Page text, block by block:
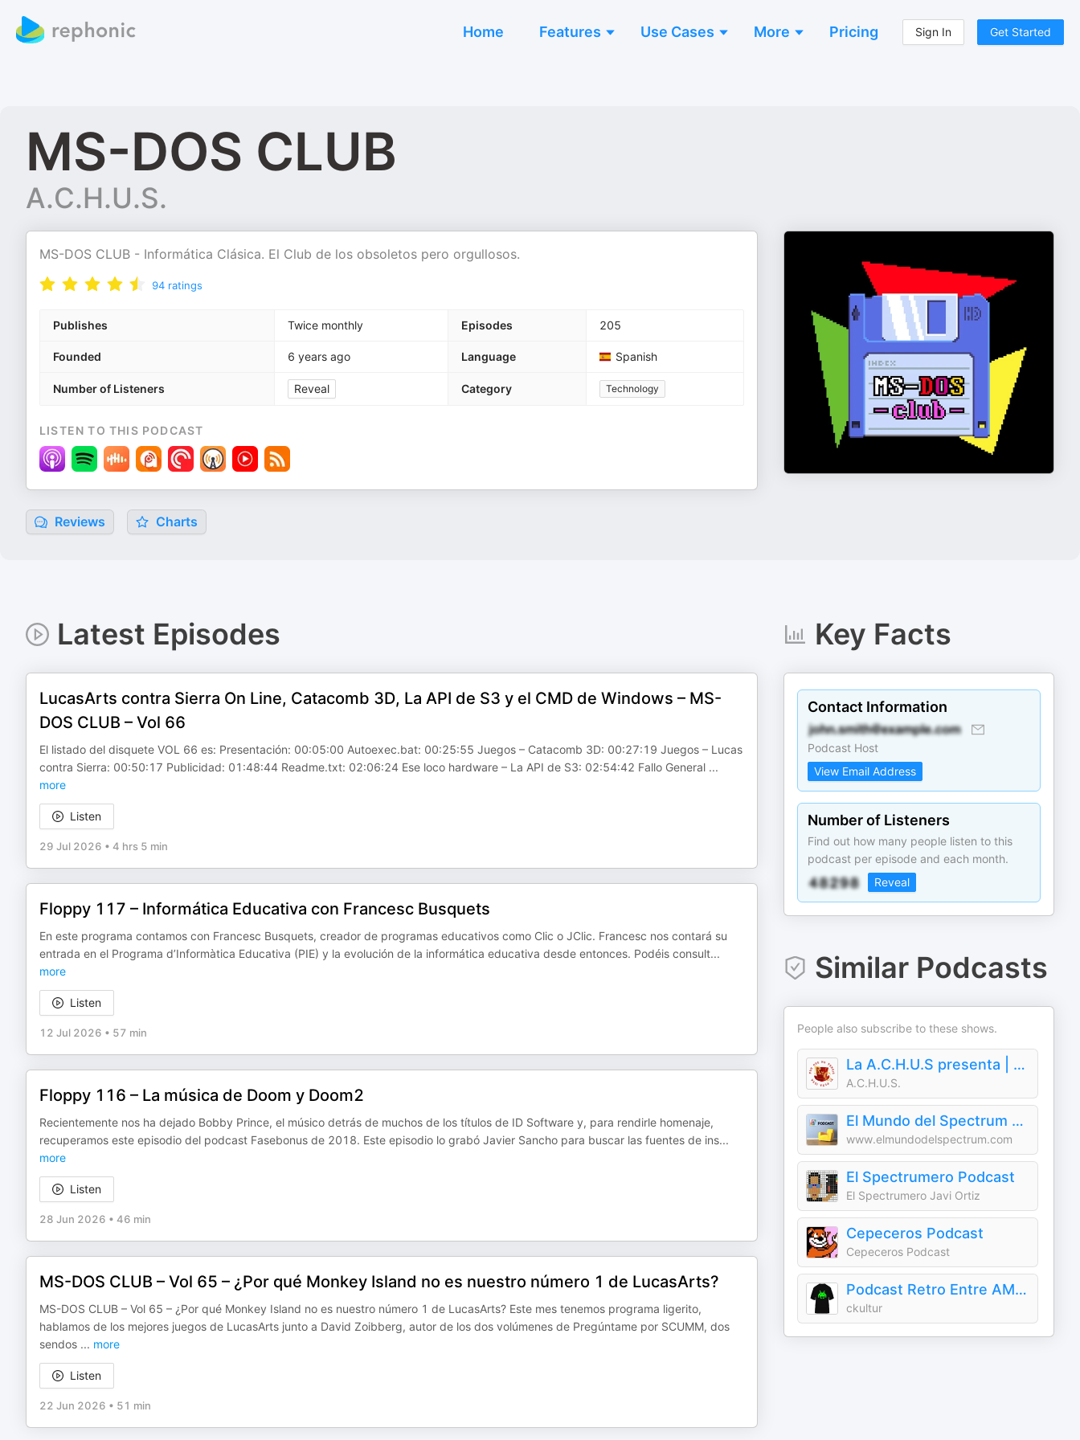
Home Features Use Cases More Pricing Sign In Get Started
MS-DOS CLUB
A.C.H.U.S.
MS-DOS CLUB - Informática Clásica. El Club de los obsoletos pero orgullosos.
94 ratings
Publishes Twice monthly Episodes 205
Founded 6 years ago Language Spanish
Number of Listeners Reveal Category Technology
LISTEN TO THIS PODCAST
Reviews Charts
Latest Episodes
LucasArts contra Sierra On Line, Catacomb 3D, La API de S3 y el CMD de Windows – MS-
DOS CLUB – Vol 66
El listado del disquete VOL 66 es: Presentación: 00:05:00 Autoexec.bat: 00:25:55 Juegos – Catacomb 3D: 00:27:19 Juegos – Lucas
contra Sierra: 00:50:17 Publicidad: 01:48:44 Readme.txt: 02:06:24 Ese loco hardware – La API de S3: 02:54:42 Fallo General ...
more
Listen
29 Jul 2026 • 4 hrs 5 min
Floppy 117 – Informática Educativa con Francesc Busquets
En este programa contamos con Francesc Busquets, creador de programas educativos como Clic o JClic. Francesc nos contará su
entrada en el Programa d’Informàtica Educativa (PIE) y la evolución de la informática educativa desde entonces. Podéis consult...
more
Listen
12 Jul 2026 • 57 min
Floppy 116 – La música de Doom y Doom2
Recientemente nos ha dejado Bobby Prince, el músico detrás de muchos de los títulos de ID Software y, para rendirle homenaje,
recuperamos este episodio del podcast Fasebonus de 2018. Este episodio lo grabó Javier Sancho para buscar las fuentes de ins...
more
Listen
28 Jun 2026 • 46 min
MS-DOS CLUB – Vol 65 – ¿Por qué Monkey Island no es nuestro número 1 de LucasArts?
MS-DOS CLUB – Vol 65 – ¿Por qué Monkey Island no es nuestro número 1 de LucasArts? Este mes tenemos programa ligerito,
hablamos de los mejores juegos de LucasArts junto a David Zoibberg, autor de los dos volúmenes de Pregúntame por SCUMM, dos
sendos ... more
Listen
22 Jun 2026 • 51 min
Key Facts
Contact Information
Podcast Host
View Email Address
Number of Listeners
Find out how many people listen to this
podcast per episode and each month.
Reveal
Similar Podcasts
People also subscribe to these shows.
La A.C.H.U.S presenta | No tienes ni idea...
A.C.H.U.S.
El Mundo del Spectrum Podcast
www.elmundodelspectrum.com
El Spectrumero Podcast
El Spectrumero Javi Ortiz
Cepeceros Podcast
Cepeceros Podcast
Podcast Retro Entre AMIGOS
ckultur